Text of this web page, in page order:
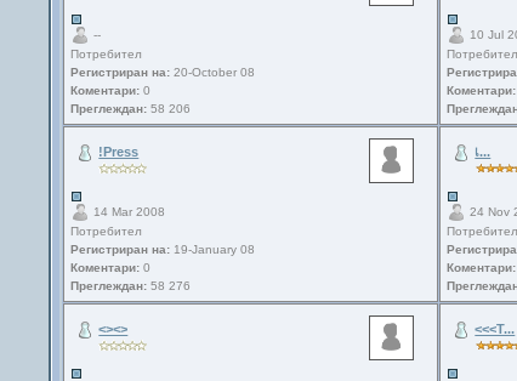
--
Потребител
Регистриран на: 20-October 08
Коментари: 0
Преглеждан: 58 206
10 Jul
Потребител
Коментари:
!Press
14 Mar 2008
Потребител
Регистриран на: 19-January 08
Коментари: 0
Преглеждан: 58 276
เ...
24 Nov
Потребител
Коментари:
<><> <<<T...